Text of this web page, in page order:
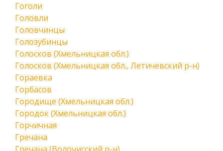
Гоголи
Головли
Головчинцы
Голозубинцы
Голосков (Хмельницкая обл.)
Голосков (Хмельницкая обл., Летичевский р-н)
Гораевка
Горбасов
Городище (Хмельницкая обл.)
Городок (Хмельницкая обл.)
Горчичная
Гречана